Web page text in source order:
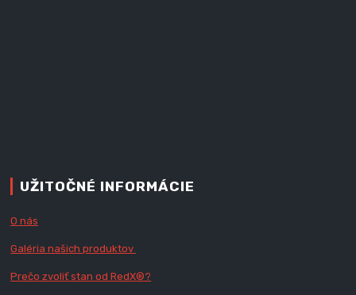
UŽITOČNÉ INFORMÁCIE
O nás
Galéria našich produktov
Prečo zvoliť stan od RedX®?